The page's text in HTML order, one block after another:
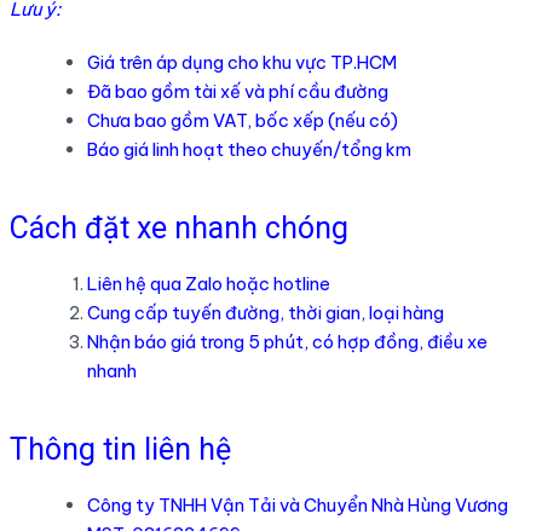
Lưu ý:
Giá trên áp dụng cho khu vực TP.HCM
Đã bao gồm tài xế và phí cầu đường
Chưa bao gồm VAT, bốc xếp (nếu có)
Báo giá linh hoạt theo chuyến/tổng km
Cách đặt xe nhanh chóng
Liên hệ qua Zalo hoặc hotline
Cung cấp tuyến đường, thời gian, loại hàng
Nhận báo giá trong 5 phút, có hợp đồng, điều xe
nhanh
Thông tin liên hệ
Công ty TNHH Vận Tải và Chuyển Nhà Hùng Vương